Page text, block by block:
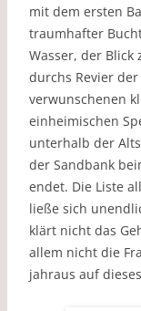
mit dem ersten
traumhafter
Wasser, der Blick
durchs Revier
verwunschenen
einheimischen
unterhalb der
der Sandbank
endet. Die Liste
ließe sich
klärt nicht das
allem nicht die
jahraus auf